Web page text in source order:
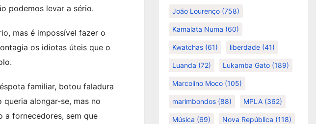
podemos levar a sério.
mas é impossível fazer o
os idiotas úteis que o
familiar, botou faladura
alongar-se, mas no
a fornecedores, sem que
João Lourenço (758)
Kamalata Numa (60)
Kwatchas (61) liberdade (41)
Luanda (72) Lukamba Gato (189)
Marcolino Moco (105)
marimbondos (88) MPLA (362)
Música (69) Nova República (118)